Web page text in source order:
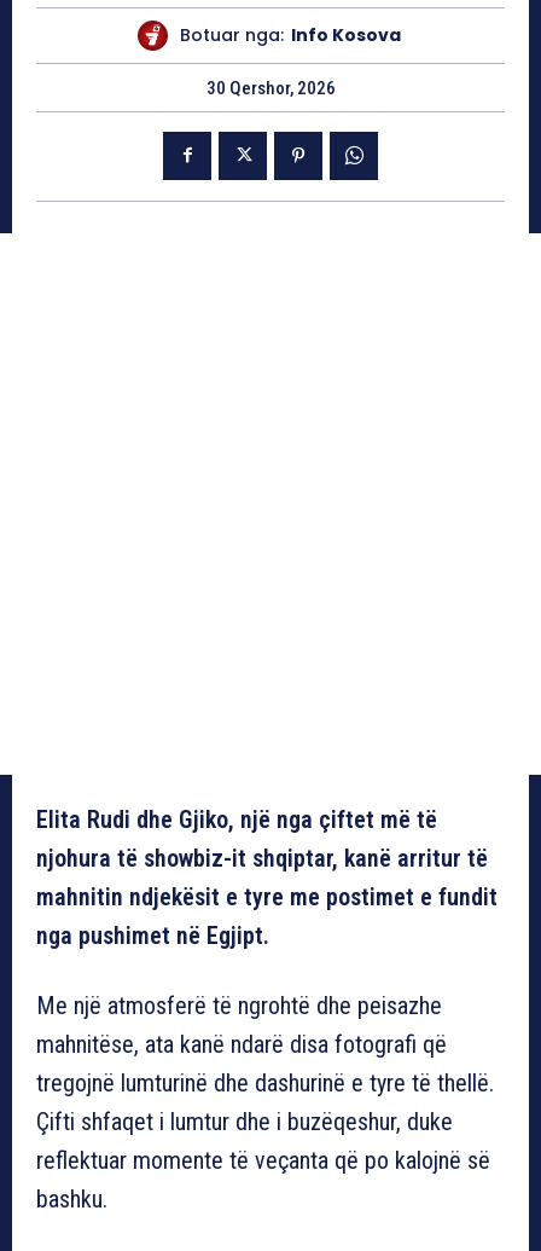
Botuar nga: Info Kosova
30 Qershor, 2026
Elita Rudi dhe Gjiko, një nga çiftet më të
njohura të showbiz-it shqiptar, kanë arritur të
mahnitin ndjekësit e tyre me postimet e fundit
nga pushimet në Egjipt.
Me një atmosferë të ngrohtë dhe peisazhe
mahnitëse, ata kanë ndarë disa fotografi që
tregojnë lumturinë dhe dashurinë e tyre të thellë.
Çifti shfaqet i lumtur dhe i buzëqeshur, duke
reflektuar momente të veçanta që po kalojnë së
bashku.